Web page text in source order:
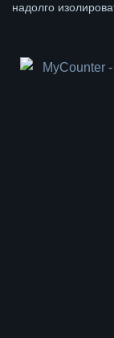
надолго